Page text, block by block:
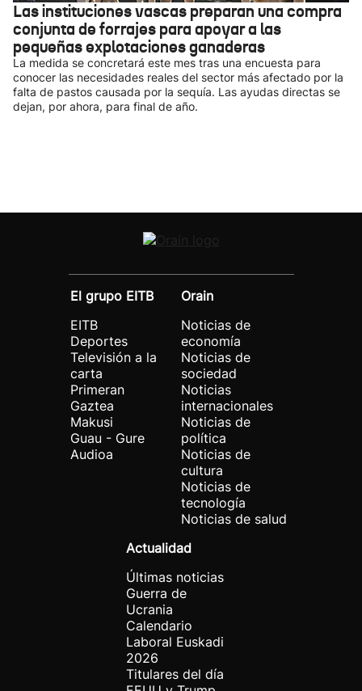
Las instituciones vascas preparan una compra
conjunta de forrajes para apoyar a las
pequeñas explotaciones ganaderas
La medida se concretará este mes tras una encuesta para
conocer las necesidades reales del sector más afectado por la
falta de pastos causada por la sequía. Las ayudas directas se
dejan, por ahora, para final de año.
El grupo EITB
EITB
Deportes
Televisión a la
carta
Primeran
Gaztea
Makusi
Guau - Gure
Audioa
Orain
Noticias de
economía
Noticias de
sociedad
Noticias
internacionales
Noticias de
política
Noticias de
cultura
Noticias de
tecnología
Noticias de salud
Actualidad
Últimas noticias
Guerra de
Ucrania
Calendario
Laboral Euskadi
2026
Titulares del día